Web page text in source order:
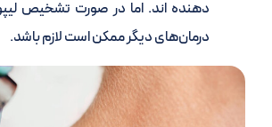
دهنده اند. اما در صورت تشخیص
درمان‌های دیگر ممکن است لازم باشد.